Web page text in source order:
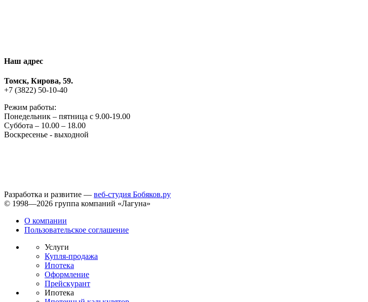
Наш адрес
Томск, Кирова, 59.
+7 (3822) 50-10-40
Режим работы:
Понедельник – пятница с 9.00-19.00
Суббота – 10.00 – 18.00
Воскресенье - выходной
Разработка и развитие — веб-студия Бобяков.ру
© 1998—2026 группа компаний «Лагуна»
О компании
Пользовательское соглашение
Услуги
Купля-продажа
Ипотека
Оформление
Прейскурант
Ипотека